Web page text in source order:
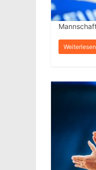
Weiterlesen